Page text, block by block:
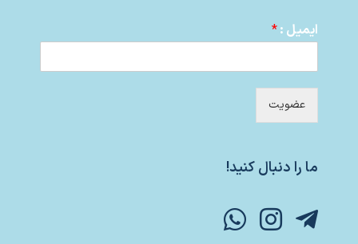
ایمیل :*
عضویت
ما را دنبال کنید!